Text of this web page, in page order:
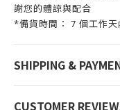
謝您的體諒與配合
*備貨時間： 7 個工作
SHIPPING &
CUSTOMER